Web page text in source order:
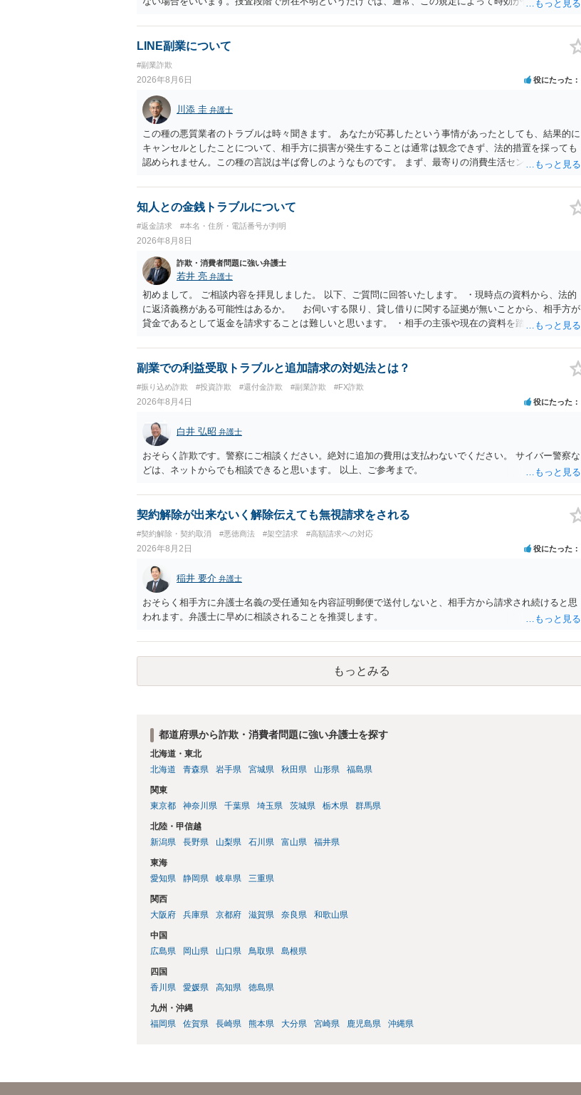
す。 他方で、相手方の住所等が特定できているのであれば、民事事件として、損害賠償請求や貸金返還請
求等により、裁判所を通じて返金を求める方法も考えられますが、結局は相手方に資力があるか否かによ
LINE副業について
#副業詐欺
2026年8月6日 役にたった
川添 圭 弁護士
この種の悪質業者のトラブルは時々聞きます。 あなたが応募したという事情があったとしても、結果的に
キャンセルとしたことについて、相手方に損害が発生することは通常は観念できず、法的措置を採っても
認められません。この種の言説は半ば脅しのようなものです。 まず、最寄りの消費生活センターへ相談
ば、弁護士へ依頼して警告してもらうことも必要になるかもしれません。
知人との金銭トラブルについて
#返金請求 #本名・住所・電話番号が判明
2026年8月8日
詐欺・消費者問題に強い弁護士
若井 亮 弁護士
初めまして。 ご相談内容を拝見しました。 以下、ご質問に回答いたします。 ・現時点の資料から、法的
に返済義務がある可能性はあるか。 お伺いする限り、貸し借りに関する証拠が無いことから、相手方が
貸金であるとして返金を請求することは難しいと思います。 ・相手の主張や現在の資料を踏まえ、今後ど
とするケースも散見されます。 ご自身での対応に窮するようであれば、代理人を立てることもご検討く
ださい。 ・相手へ送る回答文についてアドバイスをいただけるか。 具体的な回答内容については、一
用をご確認ください。
副業での利益受取トラブルと追加請求の対処法とは？
#振り込め詐欺 #投資詐欺 #還付金詐欺 #副業詐欺 #FX詐欺
2026年8月4日 役にたった
白井 弘昭 弁護士
おそらく詐欺です。警察にご相談ください。絶対に追加の費用は支払わないでください。 サイバー警察な
どは、ネットからでも相談できると思います。 以上、ご参考まで。
契約解除が出来ないく解除伝えても無視請求をされる
#契約解除・契約取消 #悪徳商法 #架空請求 #高額請求への対応
2026年8月2日 役にたった
稲井 要介 弁護士
おそらく相手方に弁護士名義の受任通知を内容証明郵便で送付しないと、相手方から請求され続けると思
われます。弁護士に早めに相談されることを推奨します。
もっとみる
都道府県から詐欺・消費者問題に強い弁護士を探す
北海道・東北
北海道
青森県 岩手県 宮城県 秋田県 山形県 福島県
関東
東京都
神奈川県 千葉県 埼玉県 茨城県 栃木県 群馬県
北陸・甲信越
新潟県
長野県 山梨県 石川県 富山県 福井県
東海
愛知県
静岡県 岐阜県 三重県
関西
大阪府
兵庫県 京都府 滋賀県 奈良県 和歌山県
中国
広島県
岡山県 山口県 鳥取県 島根県
四国
香川県
愛媛県 高知県 徳島県
九州・沖縄
福岡県
佐賀県 長崎県 熊本県 大分県 宮崎県 鹿児島県 沖縄県